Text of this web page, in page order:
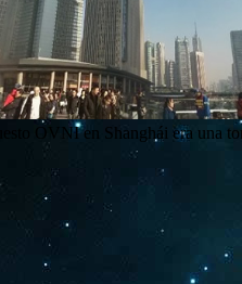
OVNI en Shanghái era una